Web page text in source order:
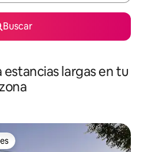
Buscar
largas en tu
zona
huéspedes